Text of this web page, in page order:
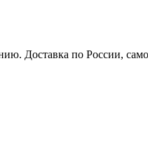
Доставка по России,